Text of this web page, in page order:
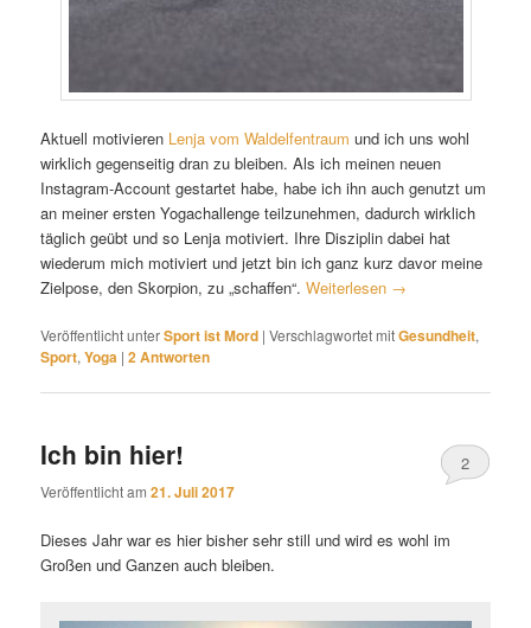
Aktuell motivieren Lenja vom Waldelfentraum und ich uns wohl
wirklich gegenseitig dran zu bleiben. Als ich meinen neuen
Instagram-Account gestartet habe, habe ich ihn auch genutzt um
an meiner ersten Yogachallenge teilzunehmen, dadurch wirklich
täglich geübt und so Lenja motiviert. Ihre Disziplin dabei hat
wiederum mich motiviert und jetzt bin ich ganz kurz davor meine
Zielpose, den Skorpion, zu „schaffen“.Weiterlesen →
Veröffentlicht unterSport ist Mord |Verschlagwortet mitGesundheit,
Sport,Yoga |2Antworten
Ich bin hier!
Veröffentlicht am21. Juli 2017
2
Dieses Jahr war es hier bisher sehr still und wird es wohl im
Großen und Ganzen auch bleiben.